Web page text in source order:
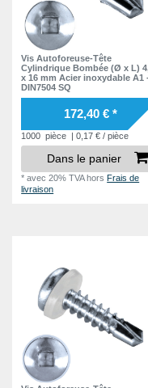
Vis Autoforeuse-Tête
Cylindrique Bombée (Ø x L)
x 16 mm Acier inoxydable A1
DIN7504 SQ
172,40 € *
1000 pièce | 0,17 € / pièce
Dans le panier
*avec 20% TVAhorsFrais de
livraison